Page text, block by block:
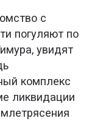
с
погуляют по
увидят
комплекс
ликвидации